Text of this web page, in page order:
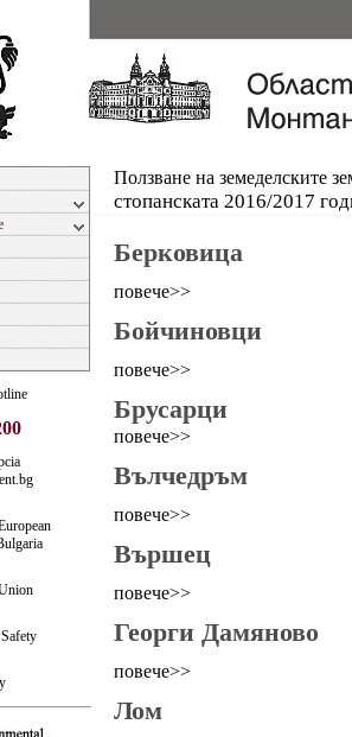
Ползване на земеделските
стопанската 2016/2017
Берковица
повече>>
Бойчиновци
повече>>
Брусарци
повече>>
Вълчедръм
повече>>
Вършец
повече>>
Георги Дамяново
повече>>
Лом